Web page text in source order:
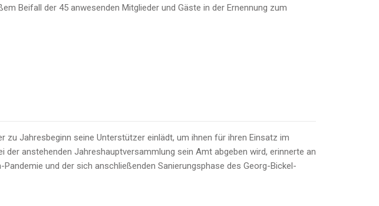
Beifall der 45 anwesenden Mitglieder und Gäste in der Ernennung zum
Jahresbeginn seine Unterstützer einlädt, um ihnen für ihren Einsatz im
anstehenden Jahreshauptversammlung sein Amt abgeben wird, erinnerte an
und der sich anschließenden Sanierungsphase des Georg-Bickel-